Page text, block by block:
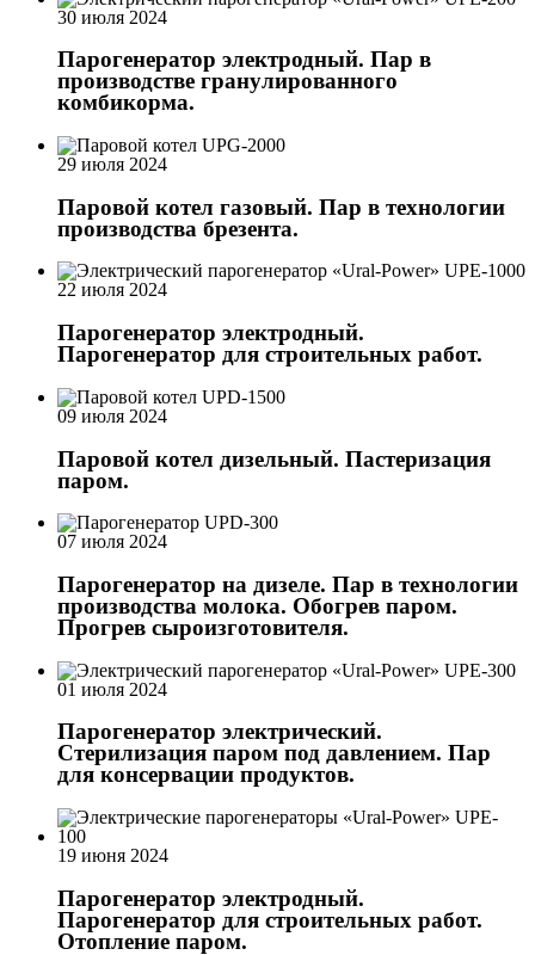
30 июля 2024
Парогенератор электродный. Пар в
производстве гранулированного
комбикорма.
29 июля 2024
Паровой котел газовый. Пар в технологии
производства брезента.
22 июля 2024
Парогенератор электродный.
Парогенератор для строительных работ.
09 июля 2024
Паровой котел дизельный. Пастеризация
паром.
07 июля 2024
Парогенератор на дизеле. Пар в технологии
производства молока. Обогрев паром.
Прогрев сыроизготовителя.
01 июля 2024
Парогенератор электрический.
Стерилизация паром под давлением. Пар
для консервации продуктов.
19 июня 2024
Парогенератор электродный.
Парогенератор для строительных работ.
Отопление паром.